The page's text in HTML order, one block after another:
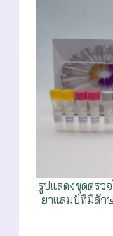
รูปแสดงชุดตรว
ยาแลมป์ที่มีลัก